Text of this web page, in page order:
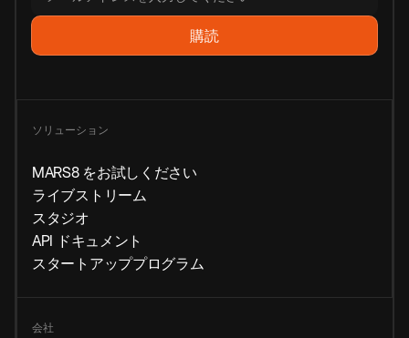
ソリューション
MARS8 をお試しください
ライブストリーム
スタジオ
API ドキュメント
スタートアッププログラム
会社